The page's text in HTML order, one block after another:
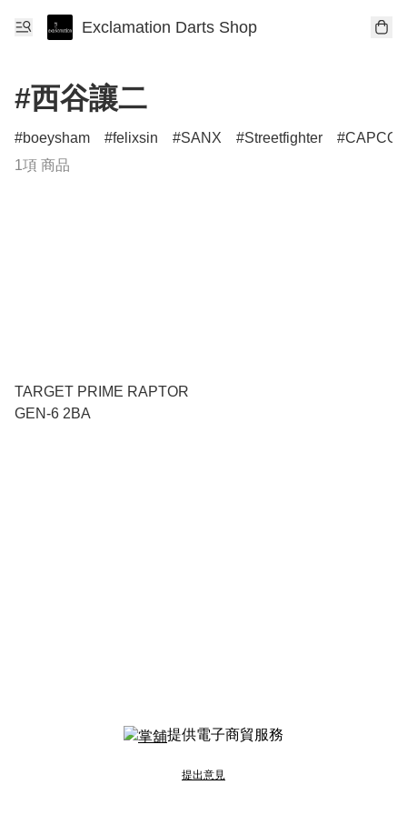
Exclamation Darts Shop
#西谷讓二
boeysham felixsin SANX Streetfighter
1項 商品
TARGET PRIME RAPTOR
GEN-6 2BA
提供電子商貿服務
提出意見